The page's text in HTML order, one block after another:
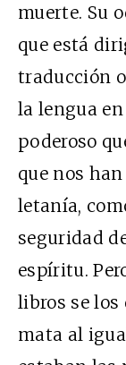
muerte. Su
que está
traducción
la lengua
poderoso
que nos
letanía,
seguridad
espíritu.
libros se los
mata al